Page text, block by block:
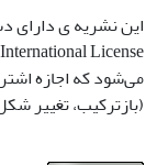
این نشریه ی دارای
می‌شود که اجازه
(بازترکیب، تغییر